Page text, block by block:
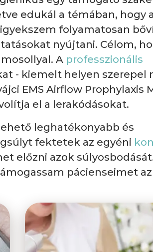
edukál a témában, hogy
folyamatosan
nyújtani. Célom,
A professzionális
- kiemelt helyen szerepel
EMS Airflow Prophylaxis
el a lerakódásokat.
leghatékonyabb és
fektetek az egyéni
előzni azok
pácienseimet